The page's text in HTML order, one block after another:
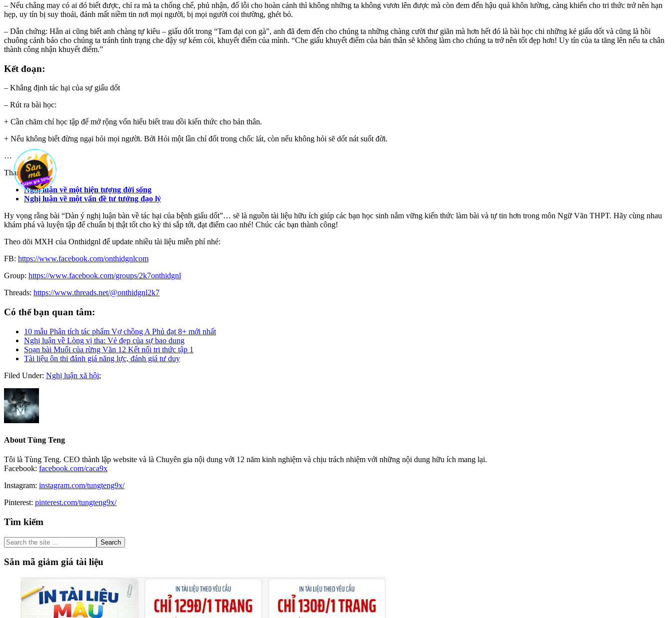
– Nếu chẳng may có ai đó biết được, chỉ ra mà ta chống chế, phủ nhận, đổ lỗi cho hoàn cảnh thì không những ta không vươn lên được mà còn đem đến hậu quả khôn lường, càng khiến cho tri thức trở nên hạn
hẹp, uy tín bị suy thoái, đánh mất niềm tin nơi mọi người, bị mọi người coi thường, ghét bỏ.
– Dẫn chứng: Hẳn ai cũng biết anh chàng tự kiêu – giấu dốt trong “Tam đại con gà”, anh đã đem đến cho chúng ta những chàng cười thư giãn mà hơn hết đó là bài học chi những kẻ giấu dốt và cũng là hồi
chuông cảnh báo cho chúng ta tránh tình trạng che đậy sự kém cỏi, khuyết điểm của mình. “Che giấu khuyết điểm của bản thân sẽ không làm cho chúng ta trở nên tốt đẹp hơn! Uy tín của ta tăng lên nếu ta chân
thành công nhận khuyết điểm.”
Kết đoạn:
– Khẳng định tác hại của sự giấu dốt
– Rút ra bài học:
+ Cần chăm chỉ học tập để mở rộng vốn hiểu biết trau dồi kiến thức cho bản thân.
+ Nếu không biết đừng ngại hỏi mọi người. Bởi Hỏi một lần chỉ đốt trong chốc lát, còn nếu không hỏi sẽ dốt nát suốt đời.
…
Tham khảo:
Nghị luận về một hiện tượng đời sống
Nghị luận về một vấn đề tư tưởng đạo lý
Hy vọng rằng bài “Dàn ý nghị luận bàn về tác hại của bệnh giấu dốt”… sẽ là nguồn tài liệu hữu ích giúp các bạn học sinh nắm vững kiến thức làm bài và tự tin hơn trong môn Ngữ Văn THPT. Hãy cùng nhau
khám phá và luyện tập để chuẩn bị thật tốt cho kỳ thi sắp tới, đạt điểm cao nhé! Chúc các bạn thành công!
Theo dõi MXH của Onthidgnl để update nhiều tài liệu miễn phí nhé:
FB: https://www.facebook.com/onthidgnlcom
Group: https://www.facebook.com/groups/2k7onthidgnl
Threads: https://www.threads.net/@onthidgnl2k7
Có thể bạn quan tâm:
10 mẫu Phân tích tác phẩm Vợ chồng A Phủ đạt 8+ mới nhất
Nghị luận về Lòng vị tha: Vẻ đẹp của sự bao dung
Soạn bài Muối của rừng Văn 12 Kết nối tri thức tập 1
Tài liệu ôn thi đánh giá năng lực, đánh giá tư duy
Filed Under: Nghị luận xã hội;
About Tùng Teng
Tôi là Tùng Teng. CEO thành lập website và là Chuyên gia nội dung với 12 năm kinh nghiệm và chịu trách nhiệm với những nội dung hữu ích mang lại.
Facebook: facebook.com/caca9x
Instagram: instagram.com/tungteng9x/
Pinterest: pinterest.com/tungteng9x/
Primary
Sidebar
Tìm kiếm
Search
the
site
...
Săn mã giảm giá tài liệu